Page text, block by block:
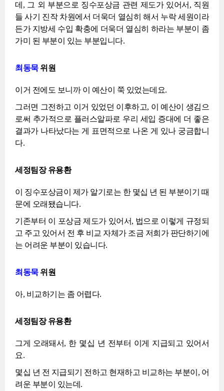
데, 그 외 부분으로 징수포상금 관련 제도가 있어서, 직원
들 사기 진작 차원에서 더욱더 열심히 해서 누락 세원이라
든가 지방세 수입 확충에 더욱더 열심히 하라는 부분이 좀
가미 된 부분이 있는 부분입니다.
최동묵위원
이거 전에도 보니까 이 예산이 쭉 있었는데요.
그러면 그전하고 이거 있었던 이후하고, 이 예산이 생김으
로써 추가적으로 플러스알파로 우리 세입 증대에 더 좋은
결과가 나타났다는 게 표면적으로 나온 게 있나 궁금합니
다.
세정팀장 유용환
이 징수포상금이 제가 알기로는 한 몇십 년 된 부분이기 때
문에 오래됐습니다.
기존부터 이 포상금 제도가 있어서, 법으로 이렇게 규정되
고 주고 있어서 전 후 비교 자체가 조금 저희가 판단하기에
는 어려운 부분이 있습니다.
최동묵위원
아, 비교하기는 좀 어렵다.
세정팀장 유용환
그게 오래돼서, 한 몇십 년 전부터 이게 지급되고 있어서
요.
몇십 년 전 지급되기 전하고 현재하고 비교하는 부분이, 어
려운 부분이 있는데.